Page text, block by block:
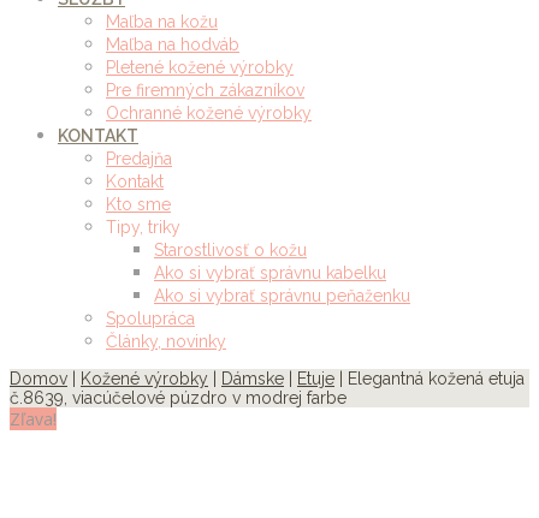
Maľba na kožu
Maľba na hodváb
Pletené kožené výrobky
Pre firemných zákazníkov
Ochranné kožené výrobky
KONTAKT
Predajňa
Kontakt
Kto sme
Tipy, triky
Starostlivosť o kožu
Ako si vybrať správnu kabelku
Ako si vybrať správnu peňaženku
Spolupráca
Články, novinky
Domov
Kožené výrobky Dámske Etuje | Elegantná kožená etuja
č.8639, viacúčelové púzdro v modrej farbe
Zľava!